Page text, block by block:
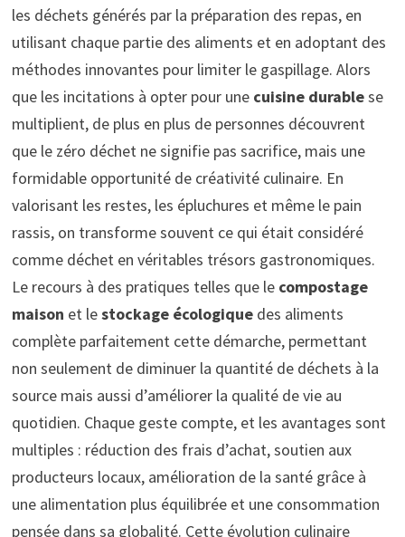
les déchets générés par la préparation des repas, en
utilisant chaque partie des aliments et en adoptant des
méthodes innovantes pour limiter le gaspillage. Alors
que les incitations à opter pour une cuisine durablese
multiplient, de plus en plus de personnes découvrent
que le zéro déchet ne signifie pas sacrifice, mais une
formidable opportunité de créativité culinaire. En
valorisant les restes, les épluchures et même le pain
rassis, on transforme souvent ce qui était considéré
comme déchet en véritables trésors gastronomiques.
Le recours à des pratiques telles que le compostage
maison et lestockage écologiquedes aliments
complète parfaitement cette démarche, permettant
non seulement de diminuer la quantité de déchets à la
source mais aussi d’améliorer la qualité de vie au
quotidien. Chaque geste compte, et les avantages sont
multiples : réduction des frais d’achat, soutien aux
producteurs locaux, amélioration de la santé grâce à
une alimentation plus équilibrée et une consommation
pensée dans sa globalité. Cette évolution culinaire